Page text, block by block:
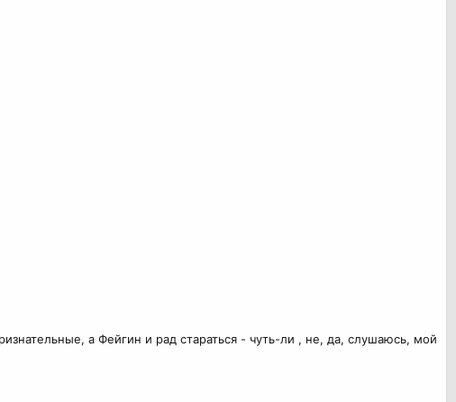
а Фейгин и рад стараться - чуть-ли , не, да, слушаюсь, мой